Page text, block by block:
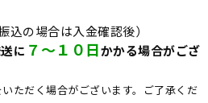
振込の場合は入金確認後）
に ７～１０日かかる場合がござ
ただく場合がございます。ご了承くだ